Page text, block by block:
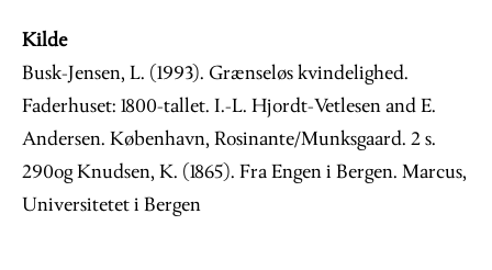
Kilde
Busk-Jensen, L. (1993). Grænseløs kvindelighed.
Faderhuset: 1800-tallet. I.-L. Hjordt-Vetlesen and E.
Andersen. København, Rosinante/Munksgaard. 2 s.
290og Knudsen, K. (1865). Fra Engen i Bergen. Marcus,
Universitetet i Bergen